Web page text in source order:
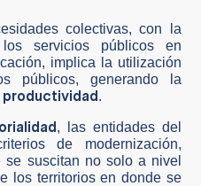
colectivas, con la
servicios públicos en
implica la utilización
públicos, generando la
.
, las entidades del
de modernización,
suscitan no solo a nivel
los territorios en donde se